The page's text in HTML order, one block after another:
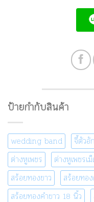
ป้ายกำกับสินค้า
wedding band จี้ตัวอั
ต่างหูเพชร
ต่างหูเพชรเ
สร้อยทองขาว
สร้อยทอ
สร้อยทองคำขาว 18 นิ้ว